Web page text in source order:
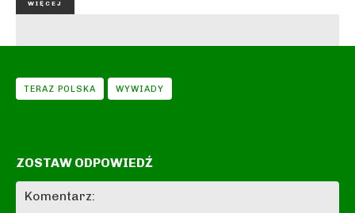
WIĘCEJ
TERAZ POLSKA WYWIADY
ZOSTAW ODPOWIEDŹ